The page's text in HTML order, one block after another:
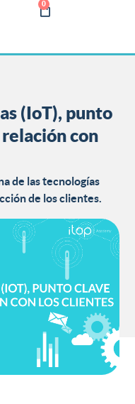
0
(IoT), punto
con
de las tecnologías
de los clientes.